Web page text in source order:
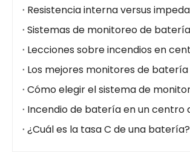
¿Cuál es la tasa C de una batería?